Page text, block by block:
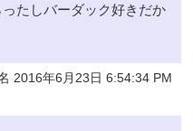
たしバーダック好きだか
2016年6月23日 6:54:34 PM